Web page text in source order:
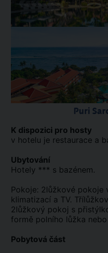
Puri
K dispozici pro hosty
v hotelu je restaurace a
Ubytování
Hotely *** s bazénem.
Pokoje: 2lůžkové pokoje
klimatizací a TV.
2lůžkový pokoj s
formě polního lůžka
Pobytová část